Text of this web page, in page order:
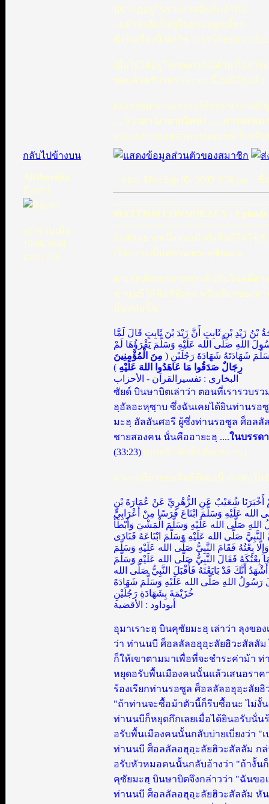
ปรากฏอยู่ในรายงานอื่นก็แล้วกัน
- แล้วสาลิมก็อยู่ในฐานะลูกเลี้ยง
ซึ่งในเรื่องนี้ นักวิชาการได้สรุปว่า เ
เมื่อไม่ได้อยู่ในเหตุการณ์ด้วย ก็อย่า
พอแล้วครับ เพราะ case นี้ไม่มีอีกแล้ว
ผมเองพยายามเร่งจะให้จบมหากาพ
.... 5 เวลา มาจากไหน? ..... การละห
และเวลาของสุภาพบุรุษแมทท์ ก็เหลื
กลับไปข้างบน
AlGhuraba
มือเก๋า
เข้าร่วมเมื่อ:
15/06/2004
ตอบ: 226
ตอบ: Mon Sep 05, 2005 9:58 pm ชื่
MATTISM CONSPIRACY : Episode
อีกตัวอย่างหนึ่งของคำสั่งที่นบีให้ใช้กั
เรื่องการเป็นพยานของคุซัยมะฮฺ
ตามปกติเวลาหาพยานยืนยันในคดีต่
ท่านนบีให้สิทธิพิเศษ หนึ่งเดียวของท่า
นั้นสมัยนั้น
بْنُ زَيْدِ بْنِ ثَابِتٍ أَنَّ زَيْدَ بْنَ ثَابِتٍ قَالَ لَمَّا
اللهِ صَلَّى الله عَلَيْهِ وَسَلَّمَ يَقْرَؤُهَا لَمْ
شَهَادَتَهُ شَهَادَةَ رَجُلَيْنِ ( مِنَ الْمُؤْمِنِينَ
رِجَالٌ صَدَقُوا مَا عَاهَدُوا اللهَ عَلَيْهِ )
البخاري : تفسيرالقرآن - الأحزاب
ซัยด์ บินษาบิตเล่าว่า ตอนที่เรารวบร
ฮฺอัลอะหฺซฺาบ ซึ่งฉันเคยได้ยินท่านรอ
มะฮฺ อัลอันศอรี ผู้ซึ่งท่านรอซูล ศ็อลลั
ชายสองคน นั่นคืออายะฮฺ ....ในบรรด
(33:23) (บุคอรี : ตัฟสีรอัลกุรอาน)
สาเหตุที่มาของสิทธิพิเศษนี้ เราพบใ
أَخْبَرَنَا شُعَيْبٌ عَنِ الزُّهْرِيِّ عَنْ عُمَارَةَ بْنِ
عَلَيْهِ وَسَلَّمَ ابْتَاعَ فَرَسًا مِنْ أَعْرَابِيٍّ
صَلَّى الله عَلَيْهِ وَسَلَّمَ الْمَشْيَ وَأَبْطَأَ
صَلَّى الله عَلَيْهِ وَسَلَّمَ ابْتَاعَهُ فَنَادَى
بِعْتُهُ فَقَامَ النَّبِيُّ صَلَّى الله عَلَيْهِ وَسَلَّمَ
بِعْتُكَهُ فَقَالَ النَّبِيُّ صَلَّى الله عَلَيْهِ وَسَلَّمَ
أَنَّكَ قَدْ بَايَعْتَهُ فَأَقْبَلَ النَّبِيُّ صَلَّى الله
اللهِ صَلَّى الله عَلَيْهِ وَسَلَّمَ شَهَادَةَ
خُزَيْمَةَ بِشَهَادَةِ رَجُلَيْنِ
أبوداود : الأقضية
อุมาเราะฮฺ บินคุซัยมะฮฺ เล่าว่า ลุงขอ
ว่า ท่านนบี ศ็อลลัลอฮุอฺะลัยฮิวะสัลลั
ก็ให้เขาตามมาเพื่อที่จะชำระค่าม้า
หยุดอรับพื้นเมืองคนนั้นแล้วเสนอรา
ร้องเรียกท่านรอซูล ศ็อลลัลอฮุอฺะลัยฮิ
"ถ้าท่านจะซื้อม้าตัวนี้ก็รีบซื้อนะ ไม่งั้
ท่านนบีก็หยุดกึกเลยเมื่อได้ยินอรับนั่น
อรับพื้นเมืองคนนั้นกลับบ่ายเบี่ยงว่า "
ท่านนบี ศ็อลลัลอฮุอฺะลัยฮิวะสัลลัม ก
อรับหัวหมอคนนั้นกลับอ้างว่า "ถ้างั้น
คุซัยมะฮฺ บินษาบิตจึงกล่าวว่า "ฉันข
ท่านนบี ศ็อลลัลอฮุอฺะลัยฮิวะสัลลัม หั